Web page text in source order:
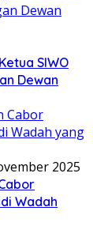
SIWO
Dewan
2025
Wadah